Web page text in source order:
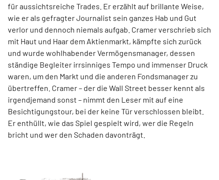
für aussichtsreiche Trades. Er erzählt auf brillante Weise,
wie er als gefragter Journalist sein ganzes Hab und Gut
verlor und dennoch niemals aufgab. Cramer verschrieb sich
mit Haut und Haar dem Aktienmarkt, kämpfte sich zurück
und wurde wohlhabender Vermögensmanager, dessen
ständige Begleiter irrsinniges Tempo und immenser Druck
waren, um den Markt und die anderen Fondsmanager zu
übertreffen. Cramer – der die Wall Street besser kennt als
irgendjemand sonst – nimmt den Leser mit auf eine
Besichtigungstour, bei der keine Tür verschlossen bleibt.
Er enthüllt, wie das Spiel gespielt wird, wer die Regeln
bricht und wer den Schaden davonträgt.